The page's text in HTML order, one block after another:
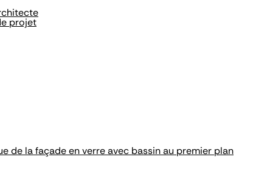
projet
de la façade en verre avec bassin au premier plan